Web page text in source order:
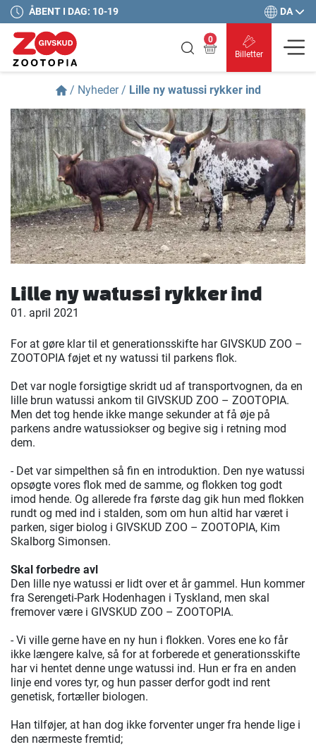
ÅBENT I DAG: 10-19 DA
Billetter
0
/ Nyheder / Lille ny watussi rykker ind
Lille ny watussi rykker ind
01. april 2021
For at gøre klar til et generationsskifte har GIVSKUD ZOO –
ZOOTOPIA føjet et ny watussi til parkens flok.
Det var nogle forsigtige skridt ud af transportvognen, da en
lille brun watussi ankom til GIVSKUD ZOO – ZOOTOPIA.
Men det tog hende ikke mange sekunder at få øje på
parkens andre watussiokser og begive sig i retning mod
dem.
- Det var simpelthen så fin en introduktion. Den nye watussi
opsøgte vores flok med de samme, og flokken tog godt
imod hende. Og allerede fra første dag gik hun med flokken
rundt og med ind i stalden, som om hun altid har været i
parken, siger biolog i GIVSKUD ZOO – ZOOTOPIA, Kim
Skalborg Simonsen.
Skal forbedre avl
Den lille nye watussi er lidt over et år gammel. Hun kommer
fra Serengeti-Park Hodenhagen i Tyskland, men skal
fremover være i GIVSKUD ZOO – ZOOTOPIA.
- Vi ville gerne have en ny hun i flokken. Vores ene ko får
ikke længere kalve, så for at forberede et generationsskifte
har vi hentet denne unge watussi ind. Hun er fra en anden
linje end vores tyr, og hun passer derfor godt ind rent
genetisk, fortæller biologen.
Han tilføjer, at han dog ikke forventer unger fra hende lige i
den nærmeste fremtid;